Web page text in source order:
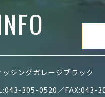
ッシングガレージブラック
043-305-0520／FAX:043-